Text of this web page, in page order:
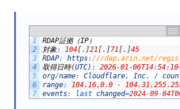
1
2
3
4
5
6
7
RDAP証拠（IP ）
対象: 104[ . ]21[ . ]71[ . ]45
RDAP: https://rdap.arin.net/
取得日時(UTC) : 2026-01-06T14:54:10
org/name: Cloudflare, Inc. /
range: 104.16.0.0 -
events: last changed=2024-09-